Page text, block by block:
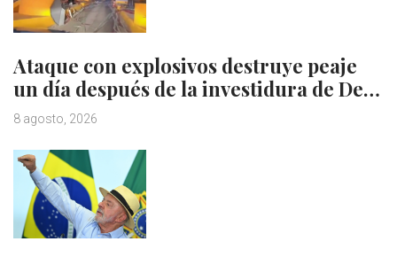
Ataque con explosivos destruye peaje
un día después de la investidura de De…
8 agosto, 2026